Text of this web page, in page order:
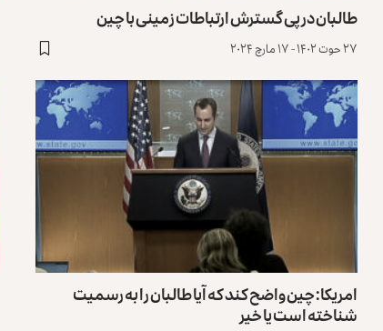
طالبان در پی گسترش ارتباطات زمینی با چین
۲۷ حوت ۱۴۰۲ - ۱۷ مارچ ۲۰۲۴
امریکا: چین واضح کند که آیا طالبان را به رسمیت
شناخته است یا خیر